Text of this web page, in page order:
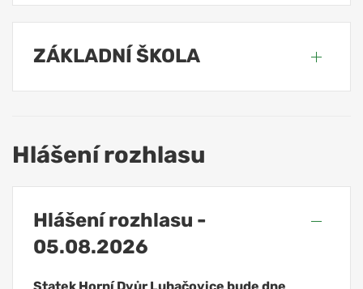
ZÁKLADNÍ ŠKOLA
Hlášení rozhlasu
Hlášení rozhlasu -
05.08.2026